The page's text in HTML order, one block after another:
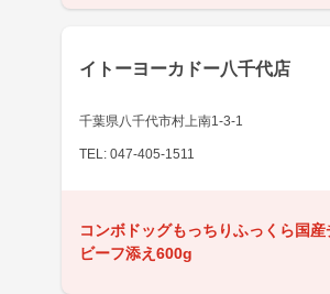
イトーヨーカドー八千代店
千葉県八千代市村上南1-3-1
TEL: 047-405-1511
コンボドッグもっちりふっくら国産
ビーフ添え600g